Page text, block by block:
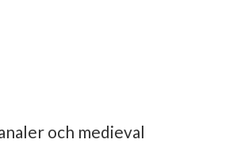
och medieval